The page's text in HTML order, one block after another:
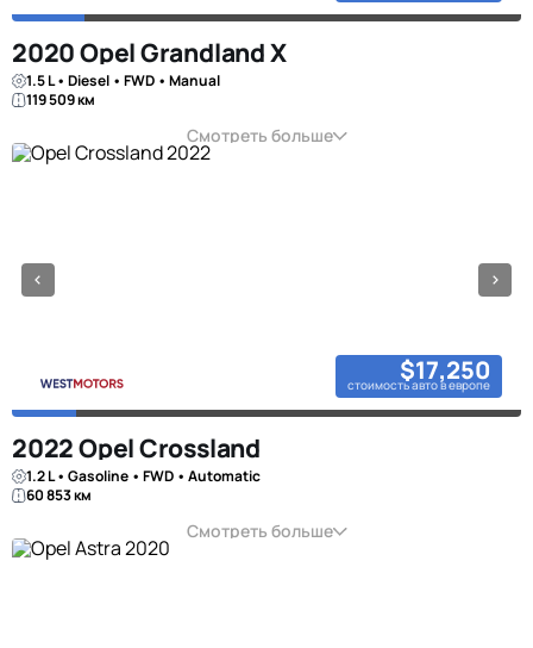
2020 Opel Grandland X
1.5 L • Diesel • FWD • Manual
119 509 км
Смотреть больше
$17,250
стоимость авто в европе
2022 Opel Crossland
1.2 L • Gasoline • FWD • Automatic
60 853 км
Смотреть больше